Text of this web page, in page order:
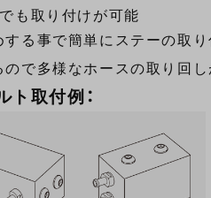
も取り付けが可能
る事で簡単にステーの取
で多様なホースの取り回し
ト取付例：